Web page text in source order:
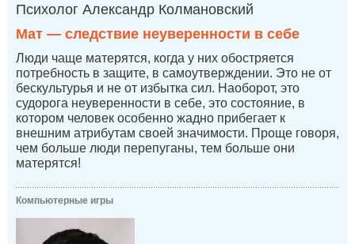
Психолог Александр Колмановский
Мат — следствие неуверенности в себе
Люди чаще матерятся, когда у них обостряется
потребность в защите, в самоутверждении. Это не от
бескультурья и не от избытка сил. Наоборот, это
судорога неуверенности в себе, это состояние, в
котором человек особенно жадно прибегает к
внешним атрибутам своей значимости. Проще говоря,
чем больше люди перепуганы, тем больше они
матерятся!
Компьютерные игры